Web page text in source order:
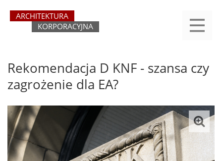
yasne
main
Rekomendacja D KNF - szansa czy
zagrożenie dla EA?